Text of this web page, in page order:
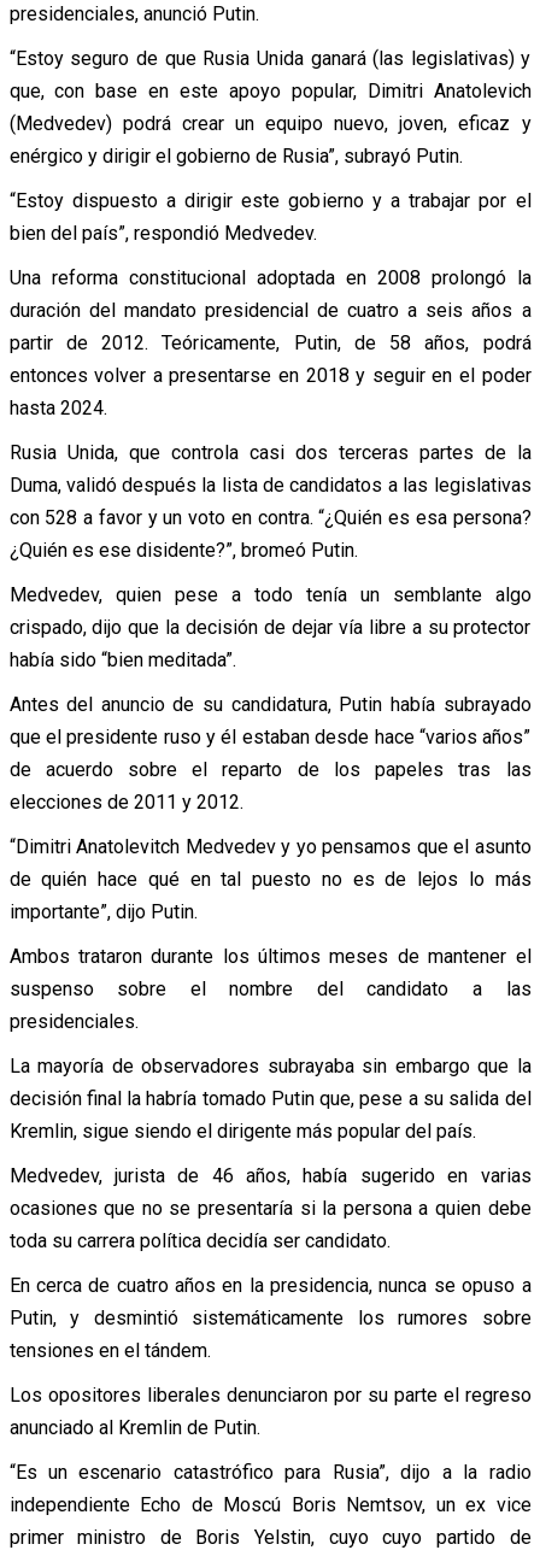
presidenciales, anunció Putin.
“Estoy seguro de que Rusia Unida ganará (las legislativas) y
que, con base en este apoyo popular, Dimitri Anatolevich
(Medvedev) podrá crear un equipo nuevo, joven, eficaz y
enérgico y dirigir el gobierno de Rusia”, subrayó Putin.
“Estoy dispuesto a dirigir este gobierno y a trabajar por el
bien del país”, respondió Medvedev.
Una reforma constitucional adoptada en 2008 prolongó la
duración del mandato presidencial de cuatro a seis años a
partir de 2012. Teóricamente, Putin, de 58 años, podrá
entonces volver a presentarse en 2018 y seguir en el poder
hasta 2024.
Rusia Unida, que controla casi dos terceras partes de la
Duma, validó después la lista de candidatos a las legislativas
con 528 a favor y un voto en contra. “¿Quién es esa persona?
¿Quién es ese disidente?”, bromeó Putin.
Medvedev, quien pese a todo tenía un semblante algo
crispado, dijo que la decisión de dejar vía libre a su protector
había sido “bien meditada”.
Antes del anuncio de su candidatura, Putin había subrayado
que el presidente ruso y él estaban desde hace “varios años”
de acuerdo sobre el reparto de los papeles tras las
elecciones de 2011 y 2012.
“Dimitri Anatolevitch Medvedev y yo pensamos que el asunto
de quién hace qué en tal puesto no es de lejos lo más
importante”, dijo Putin.
Ambos trataron durante los últimos meses de mantener el
suspenso sobre el nombre del candidato a las
presidenciales.
La mayoría de observadores subrayaba sin embargo que la
decisión final la habría tomado Putin que, pese a su salida del
Kremlin, sigue siendo el dirigente más popular del país.
Medvedev, jurista de 46 años, había sugerido en varias
ocasiones que no se presentaría si la persona a quien debe
toda su carrera política decidía ser candidato.
En cerca de cuatro años en la presidencia, nunca se opuso a
Putin, y desmintió sistemáticamente los rumores sobre
tensiones en el tándem.
Los opositores liberales denunciaron por su parte el regreso
anunciado al Kremlin de Putin.
“Es un escenario catastrófico para Rusia”, dijo a la radio
independiente Echo de Moscú Boris Nemtsov, un ex vice
primer ministro de Boris Yelstin, cuyo cuyo partido de